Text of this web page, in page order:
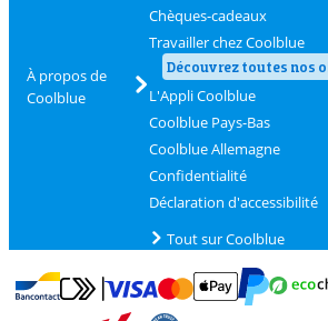
À propos de
Coolblue
Chèques-cadeaux
Travailler chez Coolblue
Découvrez toutes nos
L'Appli Coolblue
Coolblue Pays-Bas
Coolblue Allemagne
Confidentialité
Déclaration d'accessibilité
Tout sur Coolblue
Payer avec Bancontact
Payer avec MasterCard et Visa via